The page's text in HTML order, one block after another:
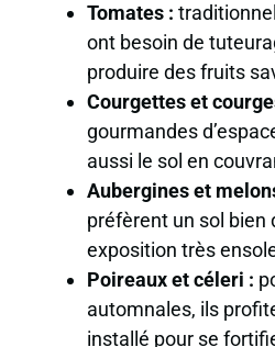
Tomates :
ont besoin de
produire des fruits
Courgettes et
gourmandes
aussi le sol en
Aubergines et
préfèrent un sol bien
exposition très
Poireaux et céleri :
automnales, ils
installé pour se